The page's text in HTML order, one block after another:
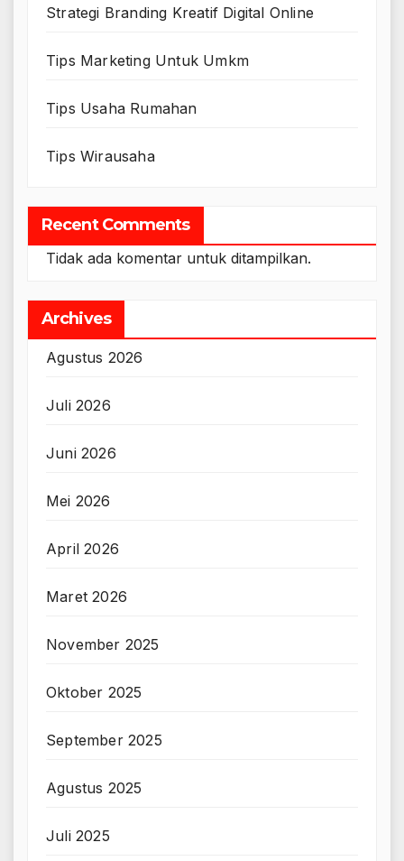
Strategi Branding Kreatif Digital Online
Tips Marketing Untuk Umkm
Tips Usaha Rumahan
Tips Wirausaha
Recent Comments
Tidak ada komentar untuk ditampilkan.
Archives
Agustus 2026
Juli 2026
Juni 2026
Mei 2026
April 2026
Maret 2026
November 2025
Oktober 2025
September 2025
Agustus 2025
Juli 2025